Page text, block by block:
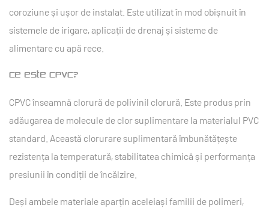
coroziune și ușor de instalat. Este utilizat în mod obișnuit în
sistemele de irigare, aplicații de drenaj și sisteme de
alimentare cu apă rece.
Ce este CPVC?
CPVC înseamnă clorură de polivinil clorură. Este produs prin
adăugarea de molecule de clor suplimentare la materialul PVC
standard. Această clorurare suplimentară îmbunătățește
rezistența la temperatură, stabilitatea chimică și performanța
presiunii în condiții de încălzire.
Deși ambele materiale aparțin aceleiași familii de polimeri,